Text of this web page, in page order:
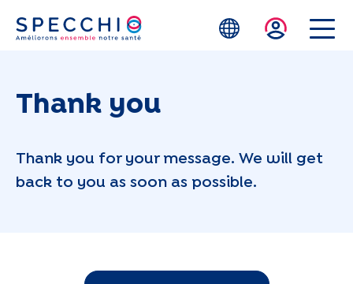
Zum Hauptinhalt springen
Thank you
Thank you for your message. We will get
back to you as soon as possible.